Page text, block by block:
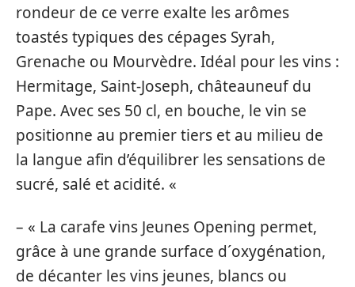
rondeur de ce verre exalte les arômes
toastés typiques des cépages Syrah,
Grenache ou Mourvèdre. Idéal pour les vins :
Hermitage, Saint-Joseph, châteauneuf du
Pape. Avec ses 50 cl, en bouche, le vin se
positionne au premier tiers et au milieu de
la langue afin d’équilibrer les sensations de
sucré, salé et acidité. «
– « La carafe vins Jeunes Opening permet,
grâce à une grande surface d´oxygénation,
de décanter les vins jeunes, blancs ou